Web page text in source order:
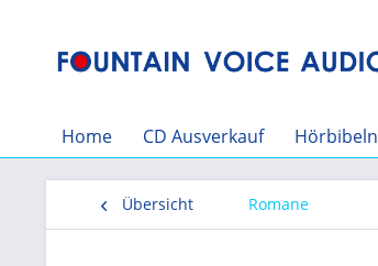
Home CD Ausverkauf Hörbibeln
Übersicht Romane